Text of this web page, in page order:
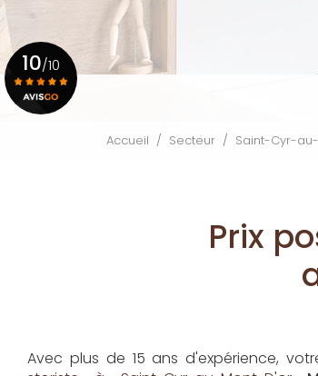
10/10
Accueil Secteur Saint-Cyr-
Prix
Avec plus de 15 ans d'expérience,